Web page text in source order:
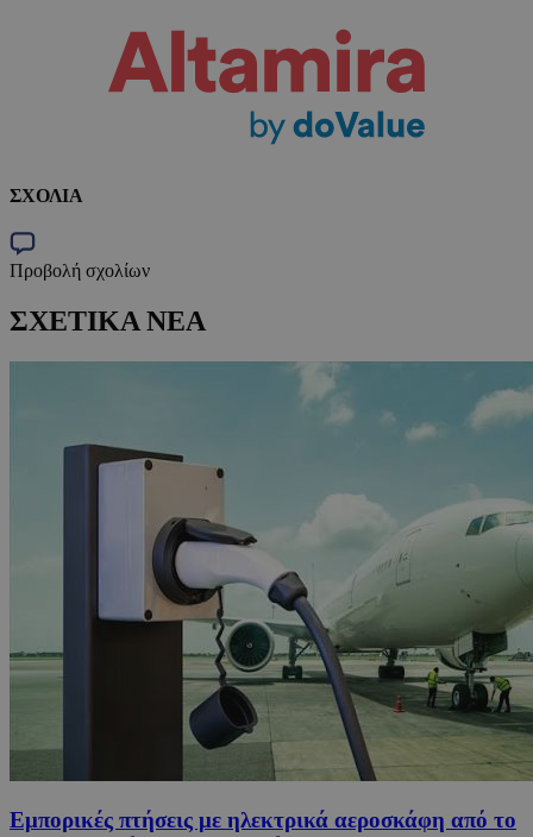
ΣΧΟΛΙΑ
Προβολή σχολίων
ΣΧΕΤΙΚΑ ΝΕΑ
Εμπορικές πτήσεις με ηλεκτρικά αεροσκάφη από το